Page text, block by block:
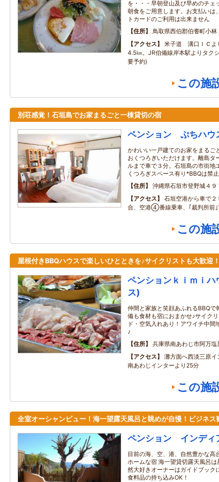
を・・・早朝登山及び早めのチェ
朝食をご用意します。お支払いは
トカードのご利用は出来ません
住所
鳥取県西伯郡伯耆町小林
アクセス
米子道 溝口ＩＣよ
4.5㎞。JR伯備線岸本駅よりタク
要予約)
この施
別荘感覚！石垣島でお家まるごと一棟貸切の宿
ペンション ぷちハウ
かわいい一戸建てのお家をまるご
おくつろぎいただけます。離島タ
ルまで車で３分。石垣島の市街地
くつろぎスペース有り*BBQは禁止
住所
沖縄県石垣市登野城４
アクセス
石垣空港から車で
合、空港④番線乗車、｢裁判所前｣
この施
屋根付きBBQハウスで楽しいひとときを♪サイクリストも大歓迎
ペンションｋｉｍｉ
ス)
仲間と家族と笑顔あふれるBBQ
備も食材も宿におまかせ♪サイク
ド・空気入れあり！アワイチ中
♪
住所
兵庫県南あわじ市阿万塩
アクセス
灘方面へ西淡三原
南あわじインターより25分
この施
全室オーシャンビュー！海一望露天風呂と眺めが自慢！ビジネス
ペンション インディ
目前の海、空、港、自然豊かな高
ホームな宿 海一望貸切露天風呂
然大好きオーナーはガイドブッ
食料品の持ち込みOK！